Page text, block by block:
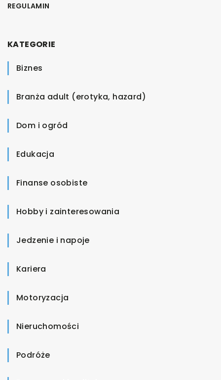
REGULAMIN
KATEGORIE
Biznes
Branża adult (erotyka, hazard)
Dom i ogród
Edukacja
Finanse osobiste
Hobby i zainteresowania
Jedzenie i napoje
Kariera
Motoryzacja
Nieruchomości
Podróże